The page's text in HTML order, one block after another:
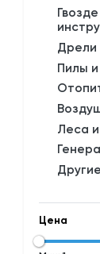
Дрели
Пилы
Леса
Другие
Цена